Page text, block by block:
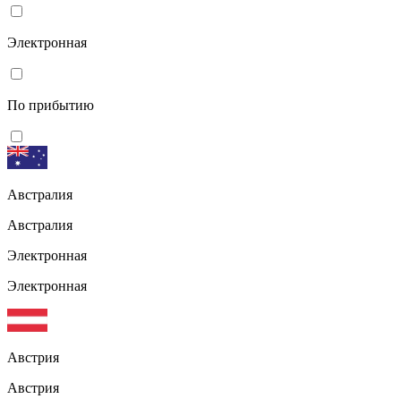
Электронная
По прибытию
Австралия
Австралия
Электронная
Электронная
Австрия
Австрия